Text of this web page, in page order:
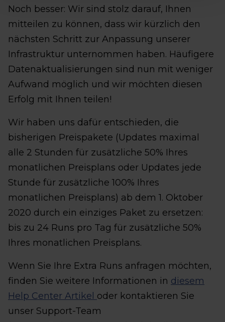
Noch besser: Wir sind stolz darauf, Ihnen
mitteilen zu können, dass wir kürzlich den
nächsten Schritt zur Anpassung unserer
Infrastruktur unternommen haben. Häufigere
Datenaktualisierungen sind nun mit weniger
Aufwand möglich und wir möchten diesen
Erfolg mit Ihnen teilen!
Wir haben uns dafür entschieden, die
bisherigen Preispakete (Updates maximal
alle 2 Stunden für zusätzliche 50% Ihres
monatlichen Preisplans oder Updates jede
Stunde für zusätzliche 100% Ihres
monatlichen Preisplans) ab dem 1. Oktober
2020 durch ein einziges Paket zu ersetzen:
bis zu 24 Runs pro Tag für zusätzliche 50%
Ihres monatlichen Preisplans.
Wenn Sie Ihre Extra Runs anfragen möchten,
finden Sie weitere Informationen in diesem
Help Center Artikel oder kontaktieren Sie
unser Support-Team